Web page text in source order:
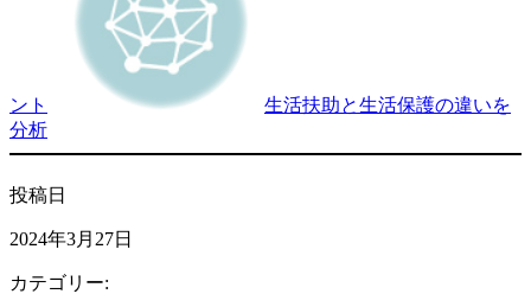
ント
生活扶助と生活保護の違いを
分析
投稿日
2024年3月27日
カテゴリー: